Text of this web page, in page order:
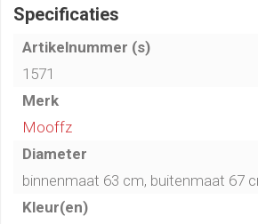
Specificaties
Artikelnummer (s)
1571
Merk
Mooffz
Diameter
binnenmaat 63 cm, buitenmaat 67
Kleur(en)